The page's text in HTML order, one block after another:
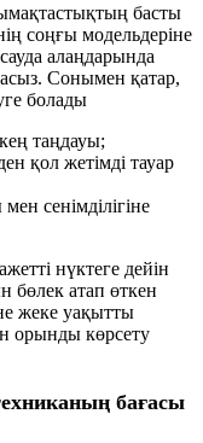
басты
соңғы модельдеріне
алаңдарында
Сонымен қатар,
болады
таңдауы;
қол жетімді тауар
сенімділігіне
нүктеге дейін
бөлек атап өткен
жеке уақытты
орынды көрсету
бағасы